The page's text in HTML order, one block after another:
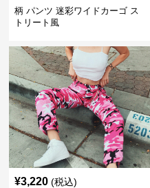
柄 パンツ 迷彩ワイドカーゴ ス
トリート風
¥3,220 (税込)